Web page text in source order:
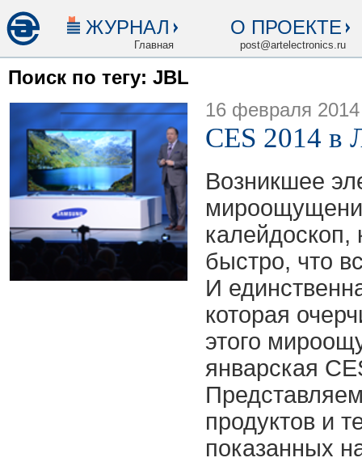
ЖУРНАЛ
Главная
О ПРОЕКТЕ
post@artelectronics.ru
Поиск по тегу: JBL
16 февраля 2014
CES 2014 в
Возникшее
калейдоскоп,
быстро, что
И
которая
этого
январская
продуктов и
показанных